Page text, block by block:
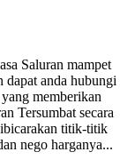
Saluran mampet
dapat anda hubungi
memberikan
Tersumbat secara
titik-titik
nego harganya...